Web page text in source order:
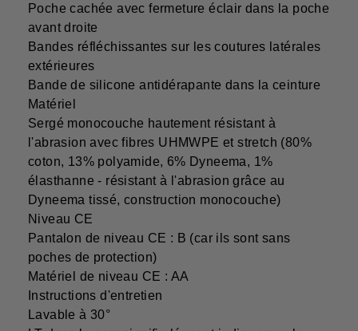
Poche cachée avec fermeture éclair dans la poche
avant droite
Bandes réfléchissantes sur les coutures latérales
extérieures
Bande de silicone antidérapante dans la ceinture
Matériel
Sergé monocouche hautement résistant à
l'abrasion avec fibres UHMWPE et stretch (80%
coton, 13% polyamide, 6% Dyneema, 1%
élasthanne - résistant à l'abrasion grâce au
Dyneema tissé, construction monocouche)
Niveau CE
Pantalon de niveau CE : B (car ils sont sans
poches de protection)
Matériel de niveau CE : AA
Instructions d'entretien
Lavable à 30°